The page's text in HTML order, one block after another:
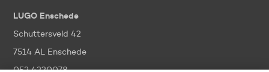
LUGO Enschede
Schuttersveld 42
7514 AL Enschede
053 4320078